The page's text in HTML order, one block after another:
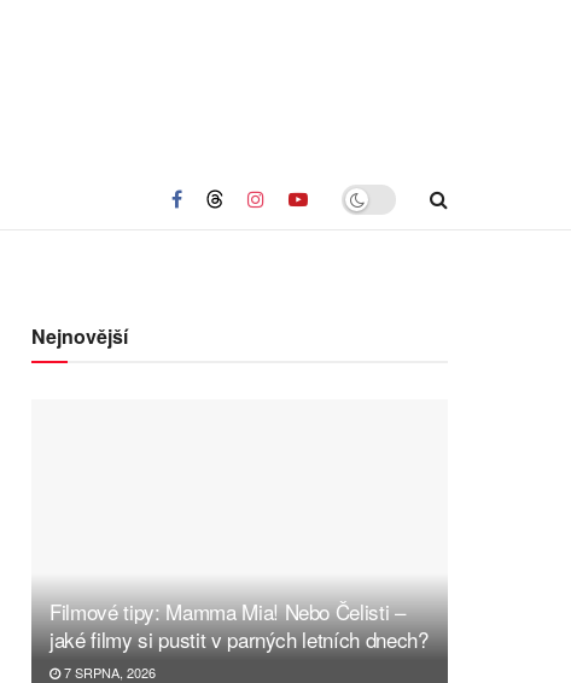
Nejnovější
Filmové tipy: Mamma Mia! Nebo Čelisti –
jaké filmy si pustit v parných letních dnech?
7 SRPNA, 2026